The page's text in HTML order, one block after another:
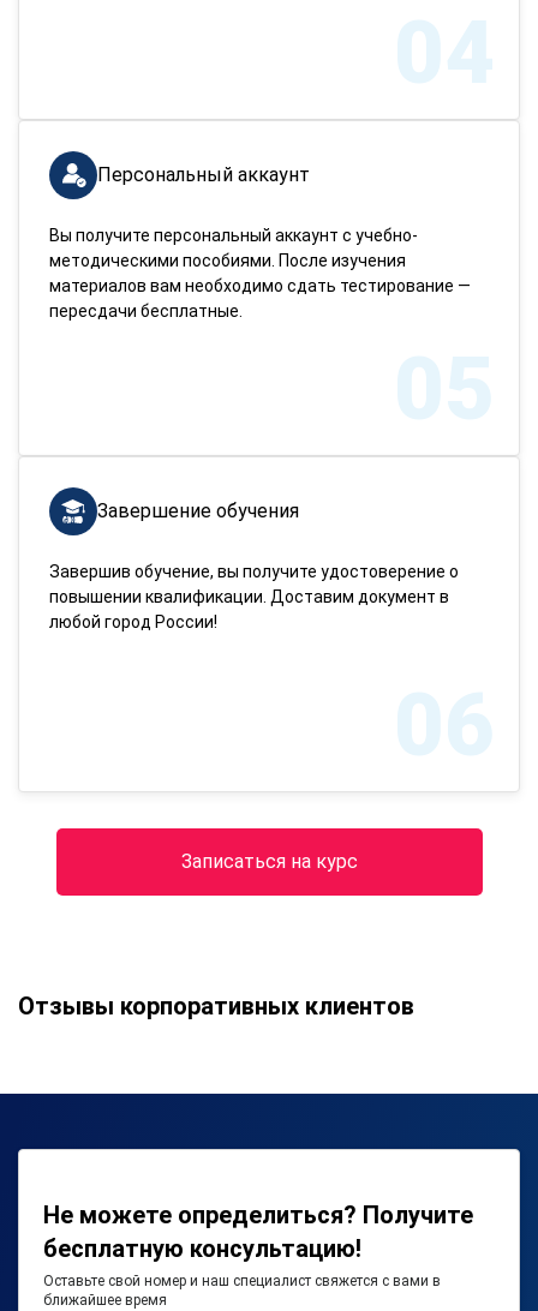
04
Персональный аккаунт
Вы получите персональный аккаунт с учебно-
методическими пособиями. После изучения
материалов вам необходимо сдать тестирование —
пересдачи бесплатные.
05
Завершение обучения
Завершив обучение, вы получите удостоверение о
повышении квалификации. Доставим документ в
любой город России!
06
Записаться на курс
Отзывы корпоративных клиентов
Не можете определиться? Получите
бесплатную консультацию!
Оставьте свой номер и наш специалист свяжется с вами в
ближайшее время